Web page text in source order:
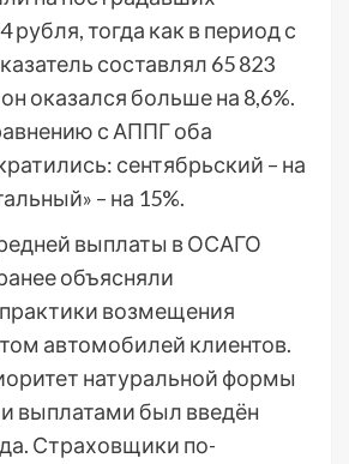
рубля, тогда как в период с
составлял 65 823
оказался больше на 8,6%.
с АППГ оба
сентябрьский – на
– на 15%.
выплаты в ОСАГО
объясняли
возмещения
автомобилей клиентов.
натуральной формы
выплатами был введён
Страховщики по-